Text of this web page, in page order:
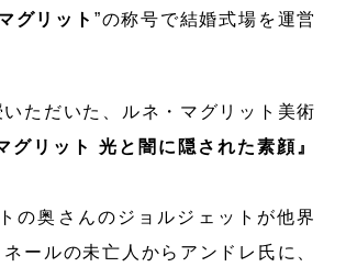
グリット ”の称号で結婚式場を運営
ただいた、ルネ・マグリット美術
グリット 光と闇に隠された素顔』
の奥さんのジョルジェットが他界
ールの未亡人からアンドレ氏に、